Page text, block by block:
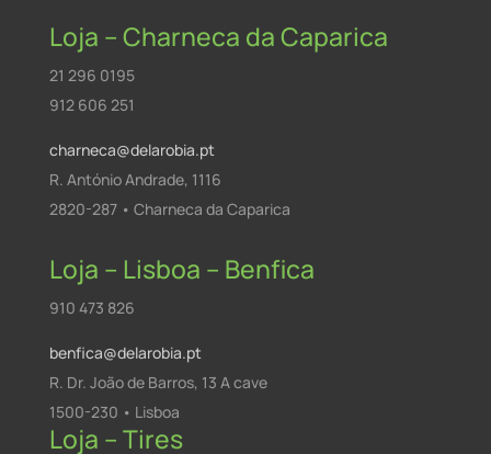
Loja – Charneca da Caparica
21 296 0195
912 606 251
charneca@delarobia.pt
R. António Andrade, 1116
2820-287 • Charneca da Caparica
Loja – Lisboa – Benfica
910 473 826
benfica@delarobia.pt
R. Dr. João de Barros, 13 A cave
1500-230 • Lisboa
Loja – Tires